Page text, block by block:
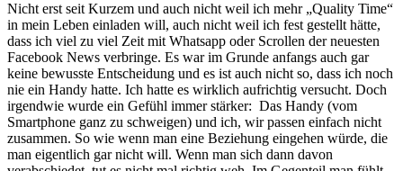
Nicht erst seit Kurzem und auch nicht weil ich mehr „Quality Time“
in mein Leben einladen will, auch nicht weil ich fest gestellt hätte,
dass ich viel zu viel Zeit mit Whatsapp oder Scrollen der neuesten
Facebook News verbringe. Es war im Grunde anfangs auch gar
keine bewusste Entscheidung und es ist auch nicht so, dass ich noch
nie ein Handy hatte. Ich hatte es wirklich aufrichtig versucht. Doch
irgendwie wurde ein Gefühl immer stärker: Das Handy (vom
Smartphone ganz zu schweigen) und ich, wir passen einfach nicht
zusammen. So wie wenn man eine Beziehung eingehen würde, die
man eigentlich gar nicht will. Wenn man sich dann davon